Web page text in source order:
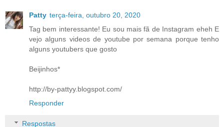
Patty terça-feira, outubro 20, 2020
Tag bem interessante! Eu sou mais fã de Instagram eheh E
vejo alguns videos de youtube por semana porque tenho
alguns youtubers que gosto
Beijinhos*
http://by-pattyy.blogspot.com/
Responder
Respostas